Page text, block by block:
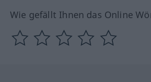
Wie gefällt Ihnen das Online